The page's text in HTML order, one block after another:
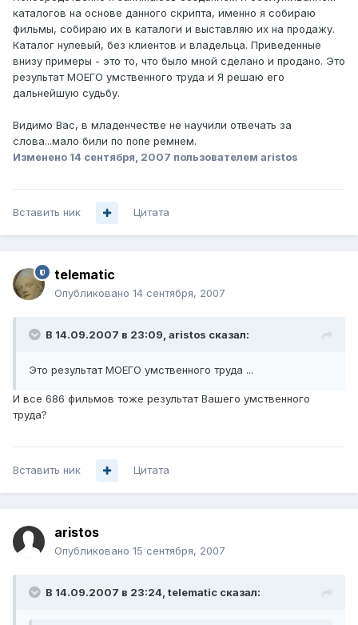
каталогов на основе данного скрипта, именно я собираю
фильмы, собираю их в каталоги и выставляю их на продажу.
Каталог нулевый, без клиентов и владельца. Приведенные
внизу примеры - это то, что было мной сделано и продано. Это
результат МОЕГО умственного труда и Я решаю его
дальнейшую судьбу.
Видимо Вас, в младенчестве не научили отвечать за
слова...мало били по попе ремнем.
Изменено 14 сентября, 2007 пользователем aristos
Вставить ник Цитата
telematic
Опубликовано 14 сентября, 2007
В 14.09.2007 в 23:09, aristos сказал:
Это результат МОЕГО умственного труда ...
И все 686 фильмов тоже результат Вашего умственного
труда?
Вставить ник Цитата
aristos
Опубликовано 15 сентября, 2007
В 14.09.2007 в 23:24, telematic сказал: